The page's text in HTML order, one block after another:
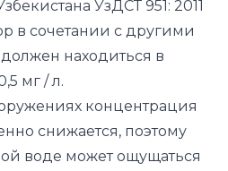
УзДСТ 951: 2011
в сочетании с другими
находиться в
мг / л.
концентрация
снижается, поэтому
воде может ощущаться